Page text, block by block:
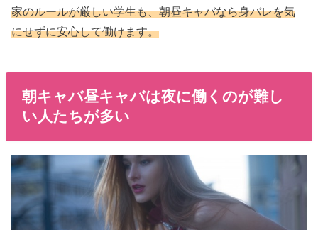
家のルールが厳しい学生も、朝昼キャバなら身バレを気
にせずに安心して働けます。
朝キャバ昼キャバは夜に働くのが難し
い人たちが多い